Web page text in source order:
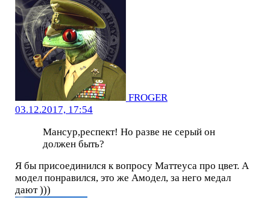
FROGER
03.12.2017, 17:54
Мансур,респект! Но разве не серый он
должен быть?
Я бы присоединился к вопросу Маттеуса про цвет. А
модел понравился, это же Амодел, за него медал
дают )))